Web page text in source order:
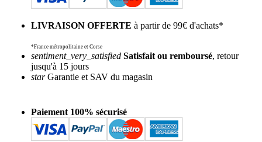
LIVRAISON OFFERTE à partir de 99€ d'achats*
*France métropolitaine et Corse
sentiment_very_satisfied Satisfait ou remboursé, retour
jusqu'à 15 jours
starGarantie et SAV du magasin
Paiement 100% sécurisé